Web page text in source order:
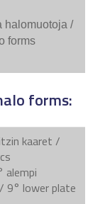
halomuotoja /
forms
forms:
kaaret /
alempi
9° lower plate